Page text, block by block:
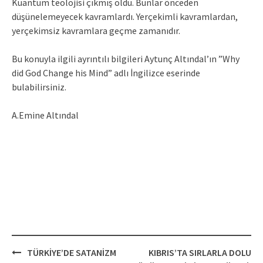
Kuantum teolojisi çıkmış oldu. Bunlar önceden
düşünelemeyecek kavramlardı. Yerçekimli kavramlardan,
yerçekimsiz kavramlara geçme zamanıdır.
Bu konuyla ilgili ayrıntılı bilgileri Aytunç Altındal’ın ”Why
did God Change his Mind” adlı İngilizce eserinde
bulabilirsiniz.
A.Emine Altındal
PostTÜRKİYE’DE SATANİZM
KIBRIS’TA SIRLARLA DOLU